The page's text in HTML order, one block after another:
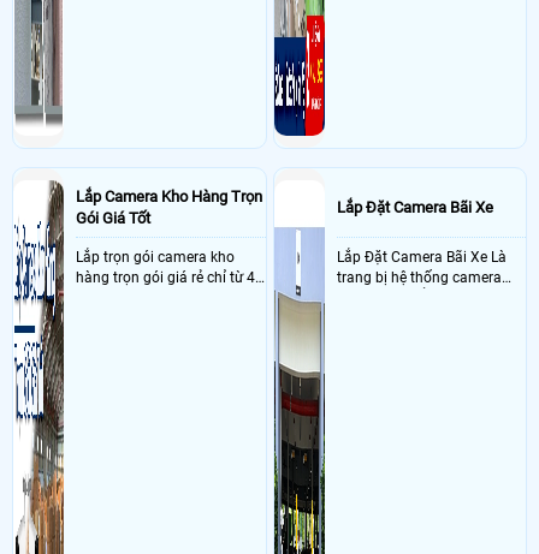
Lắp Camera Kho Hàng Trọn
Gói Giá Tốt
Lắp trọn gói camera kho
hàng trọn gói giá rẻ chỉ từ 4
Lắp Đặt Camera Bãi Xe
Lắp Đặt Camera Bãi Xe Là
trang bị hệ thống camera